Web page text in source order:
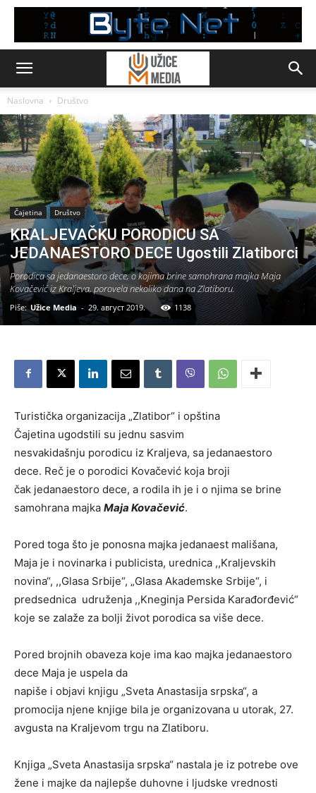
Naslovna Društvo
Čajetina Društvo
KRALJEVAČKU PORODICU SA
JEDANAESTORO DECE Ugostili Zlatiborci
Porodica sa jedanaestoro dece, o kojima brine samohrana majka Maja
Kovačević iz Kraljeva, porovela nekoliko dana na Zlatiboru.
Piše: Užice Media - 29. август 2019. 1138
Turistička organizacija „Zlatibor“ i opština
Čajetina ugodstili su jednu sasvim
nesvakidašnju porodicu iz Kraljeva, sa jedanaestoro
dece. Reč je o porodici Kovačević koja broji
čak jedanaestoro dece, a rodila ih je i o njima se brine
samohrana majka Maja Kovačević.
Pored toga što je ponosna majka jedanaest mališana,
Maja je i novinarka i publicista, urednica ,,Kraljevskih
novina“, ,,Glasa Srbije“, „Glasa Akademske Srbije“, i
predsednica udruženja ,,Kneginja Persida Karađorđević“
koje se zalaže za bolji život porodica sa više dece.
Pored brojnih obaveza koje ima kao majka jedanaestoro
dece Maja je uspela da
napiše i objavi knjigu „Sveta Anastasija srpska“, a
promocija njene knjige bila je organizovana u utorak, 27.
avgusta na Kraljevom trgu na Zlatiboru.
Knjiga „Sveta Anastasija srpska“ nastala je iz potrebe ove
žene i majke da najlepše duhovne i ljudske vrednosti